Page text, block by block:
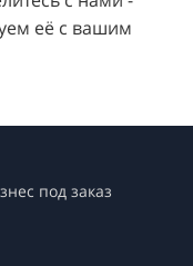
её с вашим
под заказ